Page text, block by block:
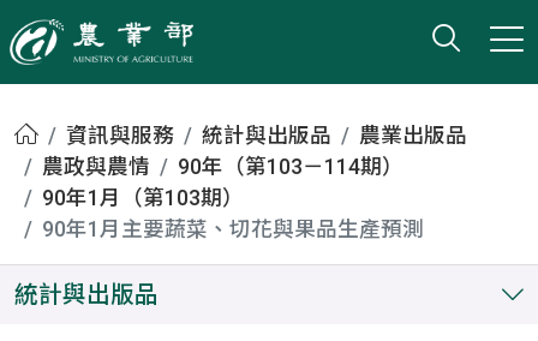
農業部
打開
小版
首頁資訊與服務 統計與出版品
農業出版品
農政與農情
90年（第103－114期）
90年1月（第103期）
90年1月主要蔬菜、切花與果品生產預測
統計與出版品